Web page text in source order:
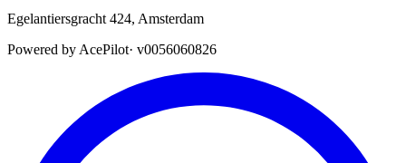
Egelantiersgracht 424, Amsterdam
Powered by AcePilot· v0056060826